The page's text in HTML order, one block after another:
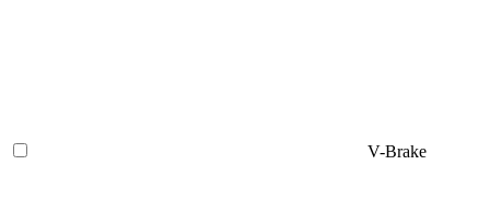
V-Brake